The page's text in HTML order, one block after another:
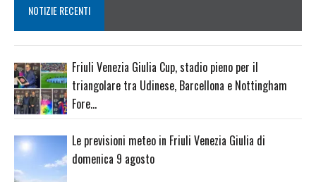
NOTIZIE RECENTI
Friuli Venezia Giulia Cup, stadio pieno per il
triangolare tra Udinese, Barcellona e Nottingham
Fore…
Le previsioni meteo in Friuli Venezia Giulia di
domenica 9 agosto